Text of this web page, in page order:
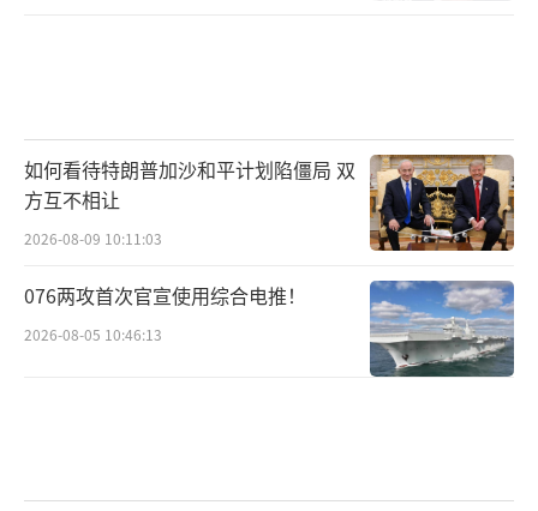
如何看待特朗普加沙和平计划陷僵局 双
方互不相让
2026-08-09 10:11:03
076两攻首次官宣使用综合电推！
2026-08-05 10:46:13